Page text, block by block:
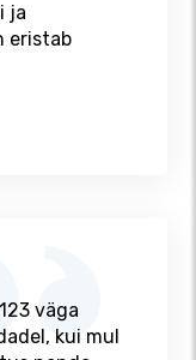
ja
eristab
väga
kui mul